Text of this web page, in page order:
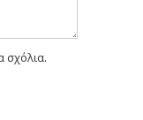
σχόλια.